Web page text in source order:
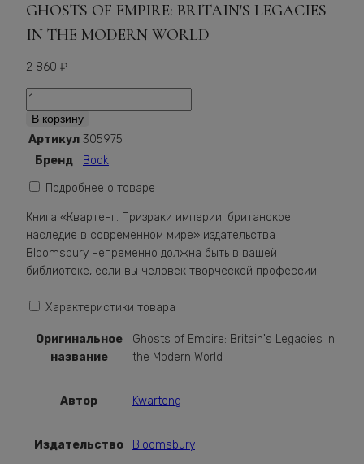
GHOSTS OF EMPIRE: BRITAIN'S LEGACIES
IN THE MODERN WORLD
2 860 ₽
Количество
Ghosts
of
Empire:
Britain's
Legacies
the
Modern
World
В корзину
Артикул 305975
Бренд
Book
Подробнее о товаре
Книга «Квартенг. Призраки империи: британское
наследие в современном мире» издательства
Bloomsbury непременно должна быть в вашей
библиотеке, если вы человек творческой профессии.
Характеристики товара
Оригинальное
название
Ghosts of Empire: Britain's Legacies in
the Modern World
Автор Kwarteng
Издательство Bloomsbury